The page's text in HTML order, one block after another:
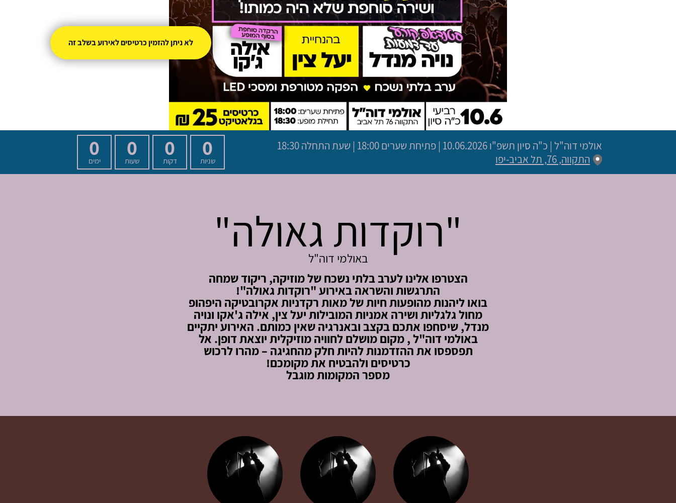
אולמי דוה"ל | כ"ה סיון תשפ"ו10.06.2026 | פתיחת שערים 18:00 | שעת התחלה 18:30
התקווה, 76, תל אביב-יפו
0
שניות
0
דקות
0
שעות
0
ימים
"רוקדות גאולה"
באולמי דוה"ל
הצטרפו אלינו לערב בלתי נשכח של מוזיקה, ריקוד שמחה
התרגשות והשראה באירוע "רוקדות גאולה"!
בואו ליהנות מהופעות חיות של מאות רקדניות אקרובטיקה היפהופ
מחול גלגליות ושירה אמניות המובילות יעל צין, אילה ג'אקו ונויה
מנדל, שיסחפו אתכם בקצב ובאנרגיה שאין כמותם. האירוע יתקיים
באולמי דוה"ל , מקום מושלם לחוויה מוזיקלית יוצאת דופן. אל
תפספסו את ההזדמנות להיות חלק מהחגיגה – מהרו לרכוש
כרטיסים ולהבטיח את מקומכם!
מספר המקומות מוגבל
לא ניתן להזמין כרטיסים לאירוע בשלב זה